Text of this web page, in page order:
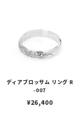
ディアブロッサム リング R
-007
¥26,400